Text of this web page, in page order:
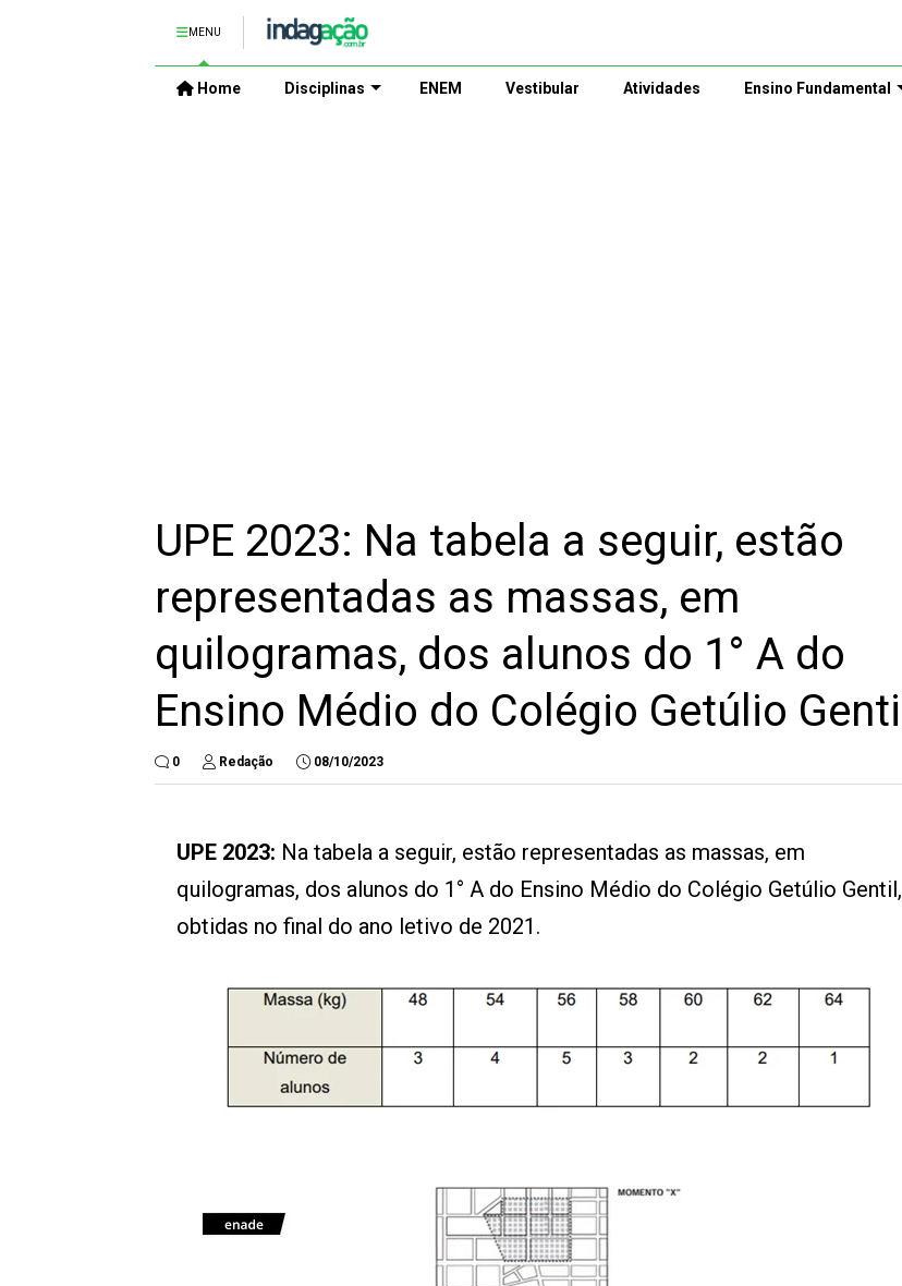
MENU
Home Disciplinas ENEM Vestibular Atividades Ensino Fundamental
UPE 2023: Na tabela a seguir, estão
representadas as massas, em
quilogramas, dos alunos do 1° A do
Ensino Médio do Colégio Getúlio Gentil
0 Redação 08/10/2023
UPE 2023: Na tabela a seguir, estão representadas as massas, em
quilogramas, dos alunos do 1° A do Ensino Médio do Colégio Getúlio Gentil,
obtidas no final do ano letivo de 2021.